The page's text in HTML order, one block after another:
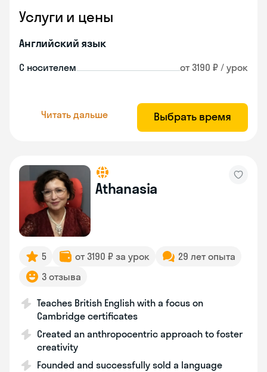
Услуги и цены
Английский язык
С носителем от 3190 ₽ / урок
Читать дальше Выбрать время
Athanasia
5 от 3190 ₽ за урок
29 лет опыта
3 отзыва
Teaches British English with a focus on
Cambridge certificates
Created an anthropocentric approach to foster
creativity
Founded and successfully sold a language